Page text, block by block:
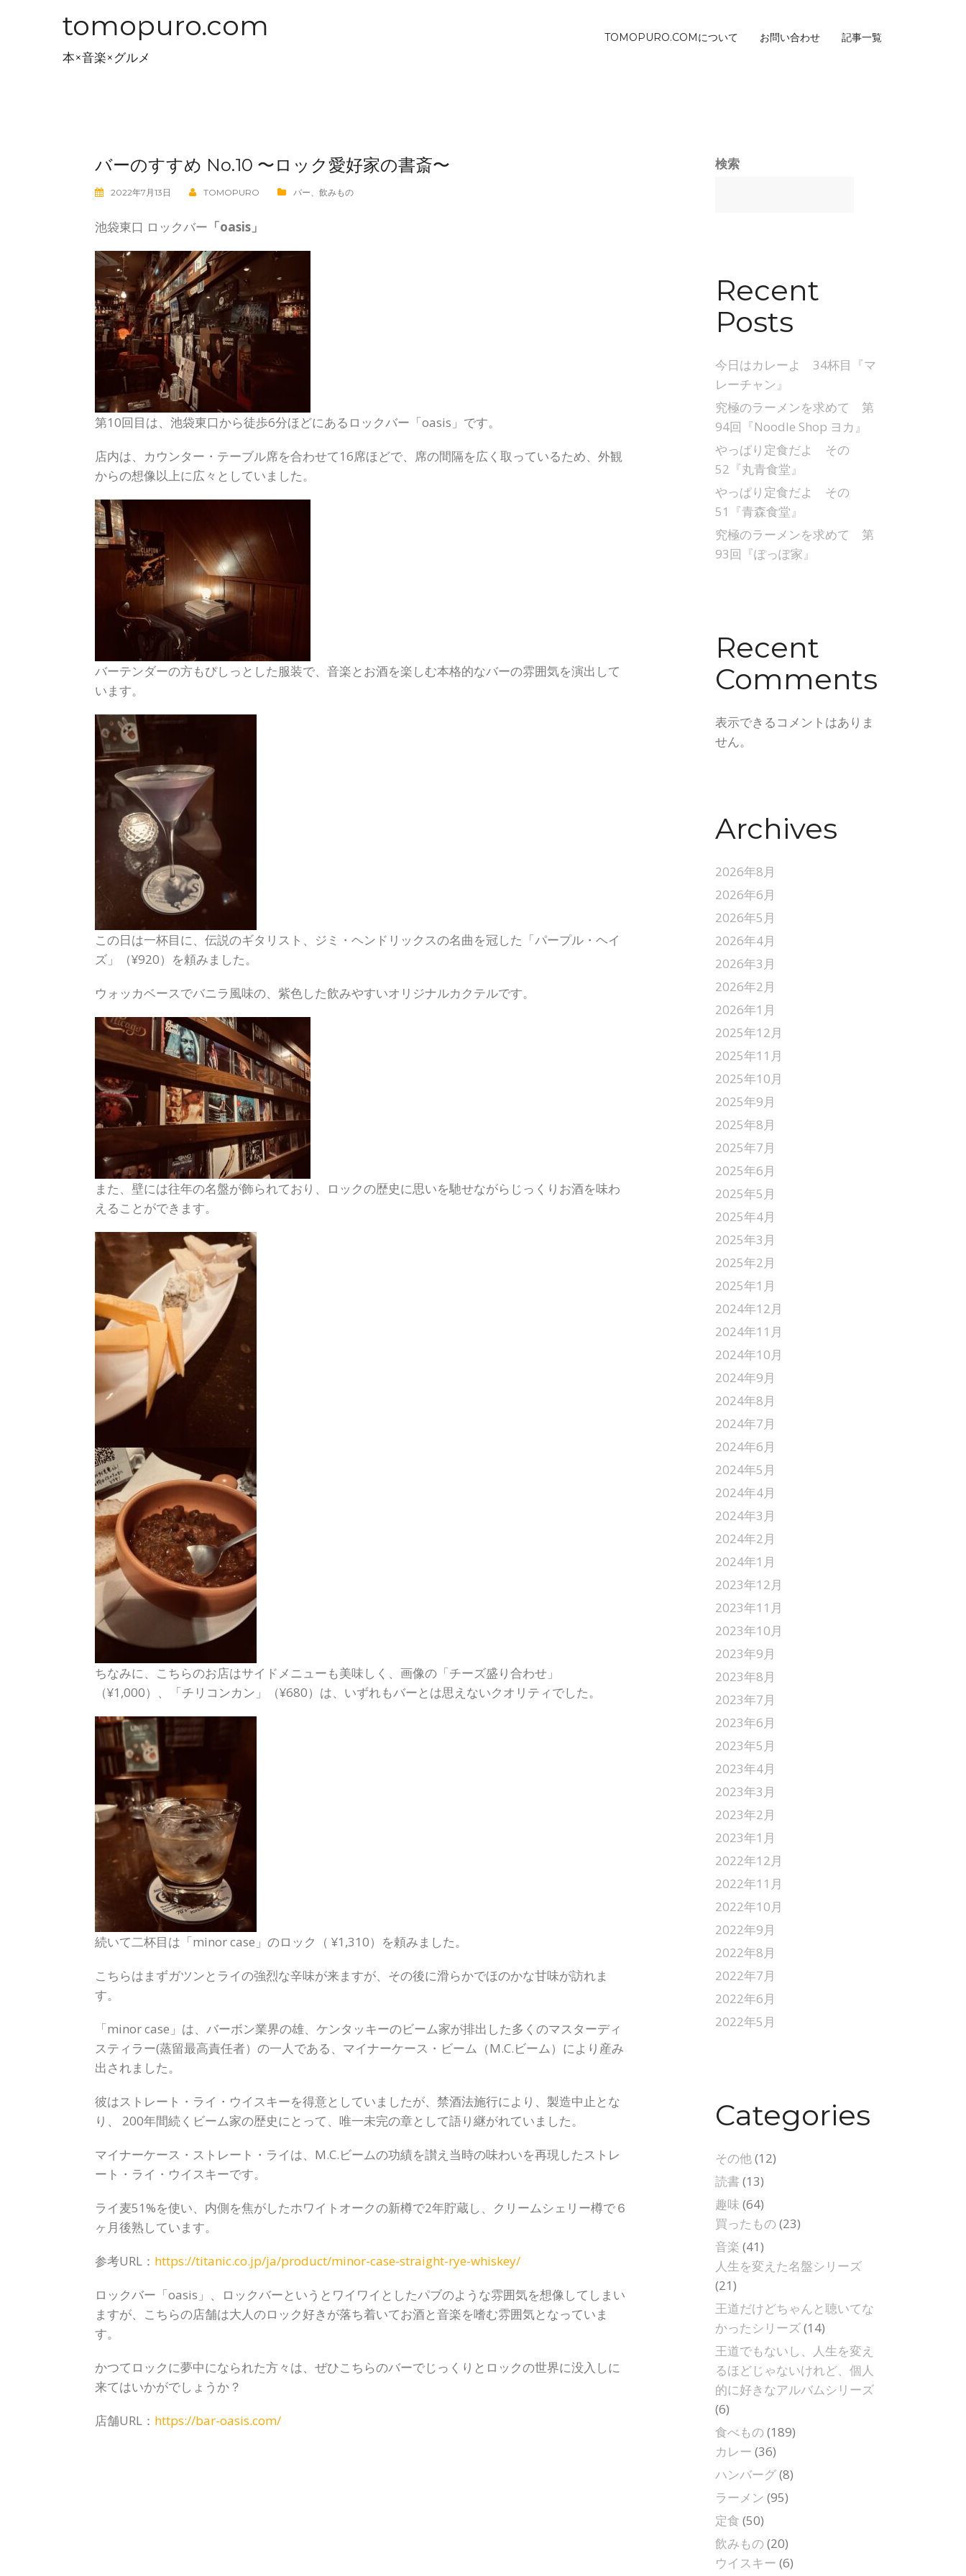
tomopuro.com
本×音楽×グルメ
TOMOPURO.COMについて お問い合わせ 記事一覧
バーのすすめ No.10 〜ロック愛好家の書斎〜
2022年7月13日 TOMOPURO バー、 飲みもの
池袋東口 ロックバー 「oasis」
第10回目は、池袋東口から徒歩6分ほどにあるロックバー「oasis」です。
店内は、カウンター・テーブル席を合わせて16席ほどで、席の間隔を広く取っているため、外観
からの想像以上に広々としていました。
バーテンダーの方もぴしっとした服装で、音楽とお酒を楽しむ本格的なバーの雰囲気を演出して
います。
この日は一杯目に、伝説のギタリスト、ジミ・ヘンドリックスの名曲を冠した「パープル・ヘイ
ズ」（¥920）を頼みました。
ウォッカベースでバニラ風味の、紫色した飲みやすいオリジナルカクテルです。
また、壁には往年の名盤が飾られており、ロックの歴史に思いを馳せながらじっくりお酒を味わ
えることができます。
ちなみに、こちらのお店はサイドメニューも美味しく、画像の「チーズ盛り合わせ」
（¥1,000）、「チリコンカン」（¥680）は、いずれもバーとは思えないクオリティでした。
続いて二杯目は「minor case」のロック（ ¥1,310）を頼みました。
こちらはまずガツンとライの強烈な辛味が来ますが、その後に滑らかでほのかな甘味が訪れま
す。
「minor case」は、バーボン業界の雄、ケンタッキーのビーム家が排出した多くのマスターディ
スティラー(蒸留最高責任者）の一人である、マイナーケース・ビーム（M.C.ビーム）により産み
出されました。
彼はストレート・ライ・ウイスキーを得意としていましたが、禁酒法施行により、製造中止とな
り、 200年間続くビーム家の歴史にとって、唯一未完の章として語り継がれていました。
マイナーケース・ストレート・ライは、M.C.ビームの功績を讃え当時の味わいを再現したストレ
ート・ライ・ウイスキーです。
ライ麦51%を使い、内側を焦がしたホワイトオークの新樽で2年貯蔵し、クリームシェリー樽で６
ヶ月後熟しています。
参考URL： https://titanic.co.jp/ja/product/minor-case-straight-rye-whiskey/
ロックバー「oasis」、ロックバーというとワイワイとしたパブのような雰囲気を想像してしまい
ますが、こちらの店舗は大人のロック好きが落ち着いてお酒と音楽を嗜む雰囲気となっていま
す。
かつてロックに夢中になられた方々は、ぜひこちらのバーでじっくりとロックの世界に没入しに
来てはいかがでしょうか？
店舗URL： https://bar-oasis.com/
検索
Recent
Posts
今日はカレーよ 34杯目『マ
レーチャン』
究極のラーメンを求めて 第
94回『Noodle Shop ヨカ』
やっぱり定食だよ その
52『丸青食堂』
やっぱり定食だよ その
51『青森食堂』
究極のラーメンを求めて 第
93回『ぽっぽ家』
Recent
Comments
表示できるコメントはありま
せん。
Archives
2026年8月
2026年6月
2026年5月
2026年4月
2026年3月
2026年2月
2026年1月
2025年12月
2025年11月
2025年10月
2025年9月
2025年8月
2025年7月
2025年6月
2025年5月
2025年4月
2025年3月
2025年2月
2025年1月
2024年12月
2024年11月
2024年10月
2024年9月
2024年8月
2024年7月
2024年6月
2024年5月
2024年4月
2024年3月
2024年2月
2024年1月
2023年12月
2023年11月
2023年10月
2023年9月
2023年8月
2023年7月
2023年6月
2023年5月
2023年4月
2023年3月
2023年2月
2023年1月
2022年12月
2022年11月
2022年10月
2022年9月
2022年8月
2022年7月
2022年6月
2022年5月
Categories
その他(12)
読書 (13)
趣味 (64)
買ったもの (23)
音楽 (41)
人生を変えた名盤シリーズ
(21)
王道だけどちゃんと聴いてな
かったシリーズ(14)
王道でもないし、人生を変え
るほどじゃないけれど、個人
的に好きなアルバムシリーズ
(6)
食べもの (189)
カレー (36)
ハンバーグ(8)
ラーメン (95)
定食 (50)
飲みもの (20)
ウイスキー (6)